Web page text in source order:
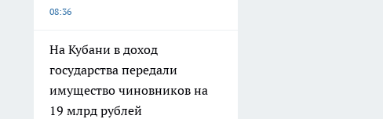
08:36
На Кубани в доход
государства передали
имущество чиновников на
19 млрд рублей